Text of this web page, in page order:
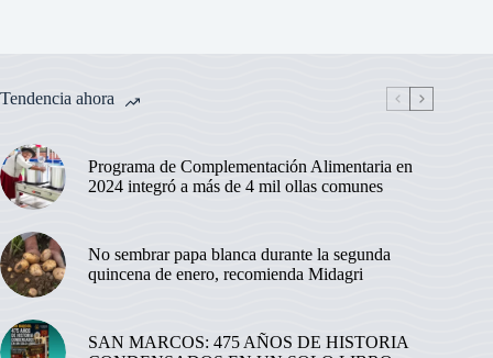
Tendencia ahora
Programa de Complementación Alimentaria en
2024 integró a más de 4 mil ollas comunes
No sembrar papa blanca durante la segunda
quincena de enero, recomienda Midagri
SAN MARCOS: 475 AÑOS DE HISTORIA